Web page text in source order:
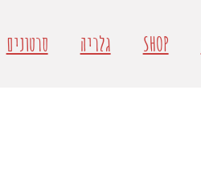
SHOP גלריה סרטונים